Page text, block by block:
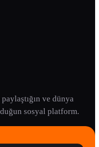
ve dünya
sosyal platform.